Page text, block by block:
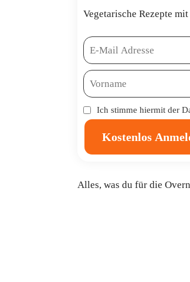
Vegetarische Rezepte
Ich stimme hiermit der
Kostenlos
Alles, was du für die